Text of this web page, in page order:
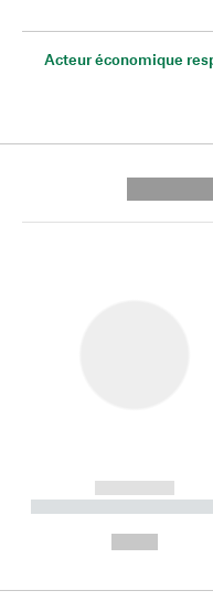
Acteur économique
------------
----------- -----------